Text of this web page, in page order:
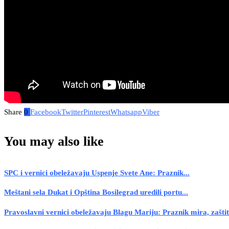
Share 0 FacebookTwitterPinterestWhatsappViber
You may also like
SPC i vernici obeležavaju Uspenje Svete Ane: Praznik...
Meštani sela Dukat i Opština Bosilegrad uredili portu...
Pravoslavni vernici obeležavaju Blagu Mariju: Praznik mira,